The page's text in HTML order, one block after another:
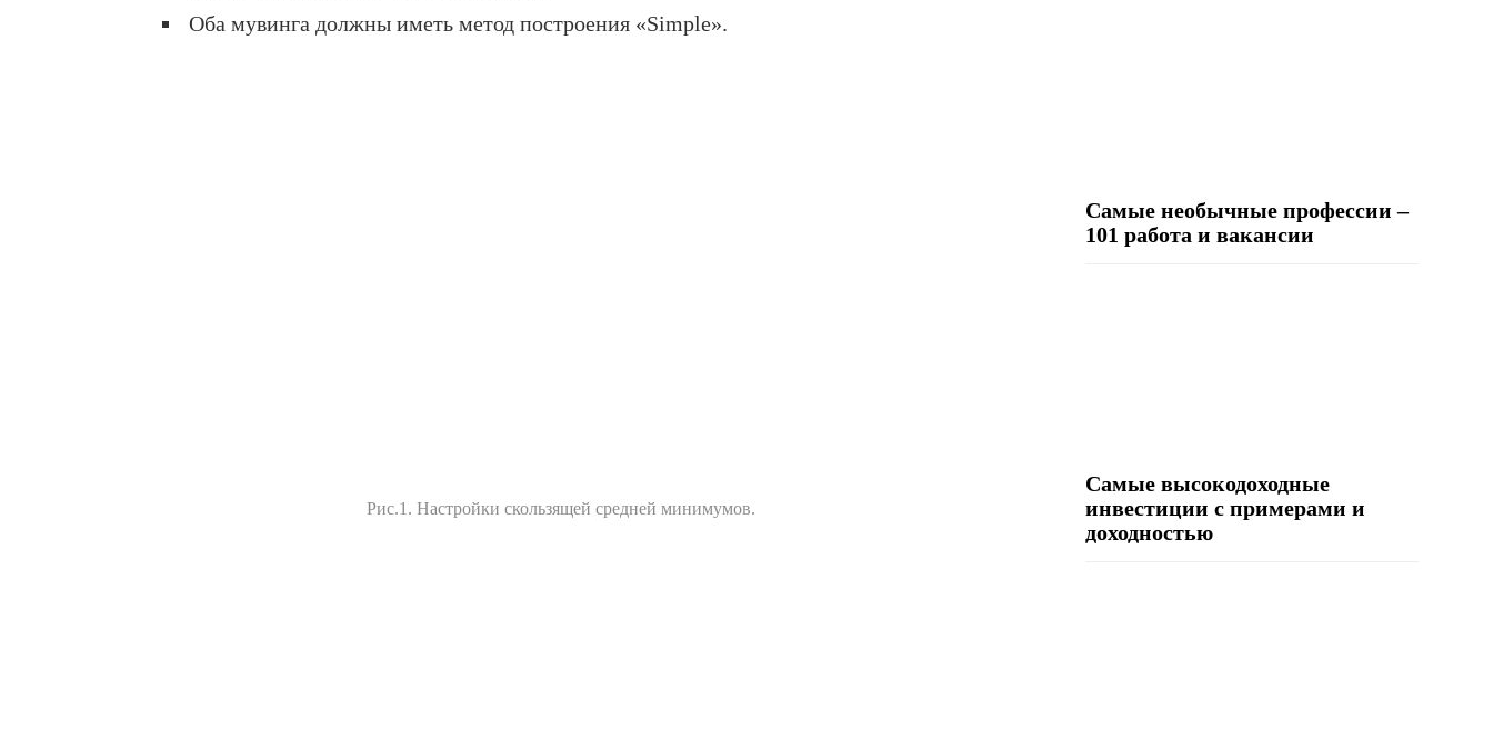
Оба мувинга должны иметь метод построения «Simple».
Рис.1. Настройки скользящей средней минимумов.
Самые необычные профессии –
101 работа и вакансии
Самые высокодоходные
инвестиции с примерами и
доходностью